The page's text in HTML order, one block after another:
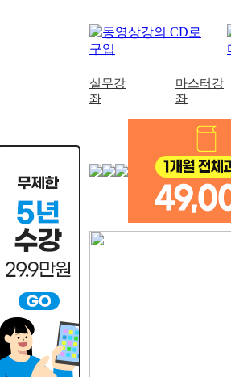
실무강
좌
마스터강
좌